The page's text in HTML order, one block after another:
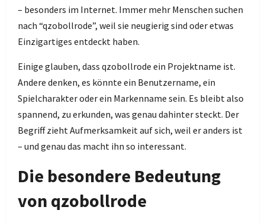
– besonders im Internet. Immer mehr Menschen suchen
nach “qzobollrode”, weil sie neugierig sind oder etwas
Einzigartiges entdeckt haben.
Einige glauben, dass qzobollrode ein Projektname ist.
Andere denken, es könnte ein Benutzername, ein
Spielcharakter oder ein Markenname sein. Es bleibt also
spannend, zu erkunden, was genau dahinter steckt. Der
Begriff zieht Aufmerksamkeit auf sich, weil er anders ist
– und genau das macht ihn so interessant.
Die besondere Bedeutung
von qzobollrode